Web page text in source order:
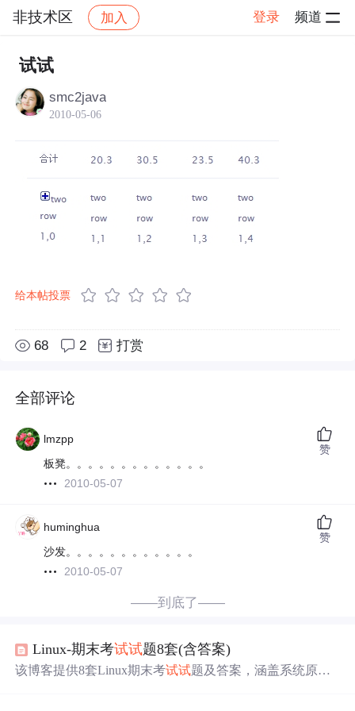
非技术区 加入 登录 频道
社区
试试
smc2java
2010-05-06
给本帖投票
68 2 打赏
全部评论
lmzpp
板凳。。。。。。。。。。。。。
2010-05-07
赞
huminghua
沙发。。。。。。。。。。。。
2010-05-07
赞
——到底了——
Linux-期末考试试题8套(含答案)
该博客提供8套Linux期末考试试题及答案，涵盖系统原